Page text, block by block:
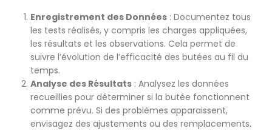
Enregistrement des Données: Documentez tous
les tests réalisés, y compris les charges appliquées,
les résultats et les observations. Cela permet de
suivre l’évolution de l’efficacité des butées au fil du
temps.
Analyse des Résultats: Analysez les données
recueillies pour déterminer si la butée fonctionnent
comme prévu. Si des problèmes apparaissent,
envisagez des ajustements ou des remplacements.